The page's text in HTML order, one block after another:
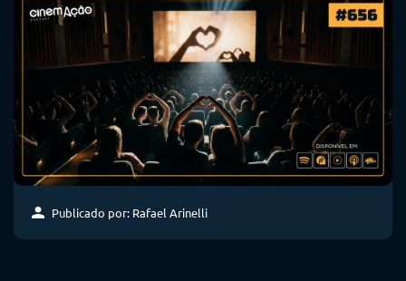
Publicado por: Rafael Arinelli